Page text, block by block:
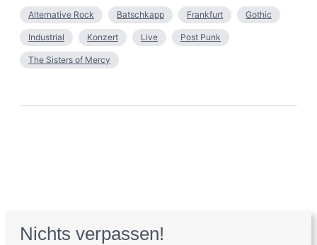
Alternative Rock Batschkapp Frankfurt Gothic
Industrial Konzert Live Post Punk
The Sisters of Mercy
Nichts verpassen!